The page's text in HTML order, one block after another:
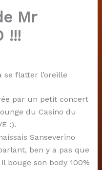
Mr
!!!
se flatter l’oreille
par un petit concert
du Casino du
:).
Sanseverino
ben y a pas que
bouge son body 100%